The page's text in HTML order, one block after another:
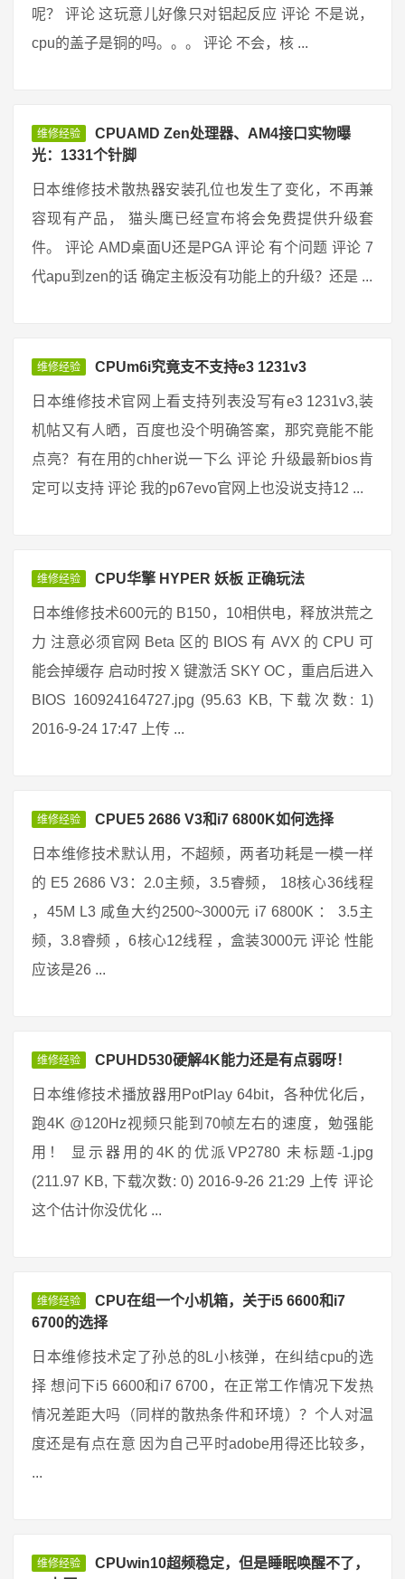
呢？ 评论 这玩意儿好像只对铝起反应 评论 不是说，
cpu的盖子是铜的吗。。。 评论 不会，核 ...
维修经验
CPUAMD Zen处理器、AM4接口实物曝
光：1331个针脚
日本维修技术散热器安装孔位也发生了变化，不再兼
容现有产品， 猫头鹰已经宣布将会免费提供升级套
件。 评论 AMD桌面U还是PGA 评论 有个问题 评论 7
代apu到zen的话 确定主板没有功能上的升级？还是 ...
维修经验 CPUm6i究竟支不支持e3 1231v3
日本维修技术官网上看支持列表没写有e3 1231v3,装
机帖又有人晒，百度也没个明确答案，那究竟能不能
点亮？有在用的chher说一下么 评论 升级最新bios肯
定可以支持 评论 我的p67evo官网上也没说支持12 ...
维修经验 CPU华擎 HYPER 妖板 正确玩法
日本维修技术600元的 B150，10相供电，释放洪荒之
力 注意必须官网 Beta 区的 BIOS 有 AVX 的 CPU 可
能会掉缓存 启动时按 X 键激活 SKY OC，重启后进入
BIOS 160924164727.jpg (95.63 KB, 下载次数: 1)
2016-9-24 17:47 上传 ...
维修经验 CPUE5 2686 V3和i7 6800K如何选择
日本维修技术默认用，不超频，两者功耗是一模一样
的 E5 2686 V3：2.0主频，3.5睿频， 18核心36线程
，45M L3 咸鱼大约2500~3000元 i7 6800K ： 3.5主
频，3.8睿频 ，6核心12线程 ，盒装3000元 评论 性能
应该是26 ...
维修经验 CPUHD530硬解4K能力还是有点弱呀！
日本维修技术播放器用PotPlay 64bit，各种优化后，
跑4K @120Hz视频只能到70帧左右的速度，勉强能
用！ 显示器用的4K的优派VP2780 未标题-1.jpg
(211.97 KB, 下载次数: 0) 2016-9-26 21:29 上传 评论
这个估计你没优化 ...
维修经验
CPU在组一个小机箱，关于i5 6600和i7
6700的选择
日本维修技术定了孙总的8L小核弹，在纠结cpu的选
择 想问下i5 6600和i7 6700，在正常工作情况下发热
情况差距大吗（同样的散热条件和环境）？个人对温
度还是有点在意 因为自己平时adobe用得还比较多，
...
维修经验
CPUwin10超频稳定，但是睡眠唤醒不了，